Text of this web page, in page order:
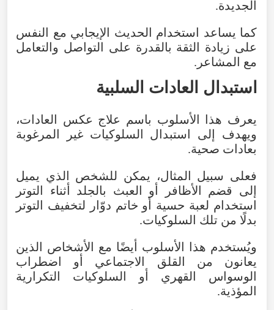
الجديدة.
كما يساعد استخدام الحديث الإيجابي مع
النفس
على زيادة الثقة بالقدرة على التواصل والتعامل
مع المشاعر .
استبدال العادات السلبية
يعرف هذا الأسلوب باسم علاج عكس العادات،
ويهدف
إلى استبدال السلوكيات غير
المرغوبة
بعادات صحية.
فعلى سبيل المثال، يمكن للشخص الذي يميل
إلى
قضم الأظافر أو العبث بالجلد أثناء
التوتر
استخدام لعبة حسية أو خاتم دوّار لتخفيف
التوتر
بدلًا من تلك السلوكيات.
ويُستخدم هذا الأسلوب أيضًا مع الأشخاص
الذين
يعانون
من القلق الاجتماعي أو
اضطراب
الوسواس
القهري أو السلوكيات
التكرارية
المؤذية.